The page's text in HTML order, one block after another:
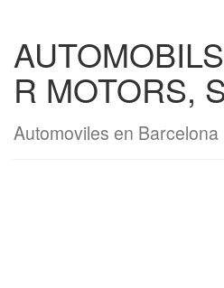
R MOTORS,
Automoviles en Barcelona